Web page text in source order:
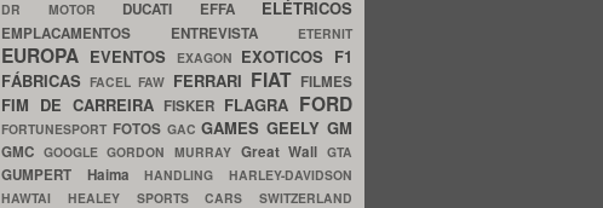
DR MOTOR DUCATI EFFA ELÉTRICOS
EMPLACAMENTOS ENTREVISTA ETERNIT
EUROPA EVENTOS EXAGON EXOTICOS F1
FÁBRICASFACELFAW FERRARI FIAT FILMES
FIM DE CARREIRA FISKER FLAGRA FORD
FORTUNESPORT FOTOS GACGAMESGEELYGM
GMC GOOGLEGORDON MURRAY Great WallGTA
GUMPERT HaimaHANDLINGHARLEY-DAVIDSON
HAWTAI HEALEY SPORTS CARS SWITZERLAND